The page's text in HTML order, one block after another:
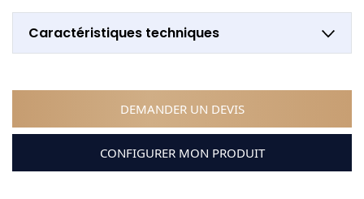
Caractéristiques techniques
DEMANDER UN DEVIS
CONFIGURER MON PRODUIT